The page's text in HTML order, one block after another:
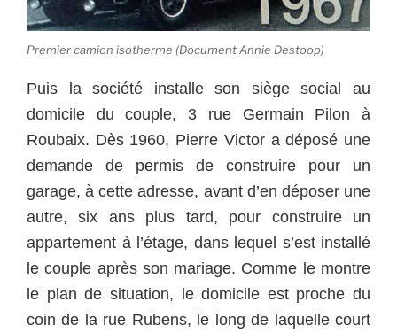
Premier camion isotherme (Document Annie Destoop)
Puis la société installe son siège social au
domicile du couple, 3 rue Germain Pilon à
Roubaix. Dès 1960, Pierre Victor a déposé une
demande de permis de construire pour un
garage, à cette adresse, avant d’en déposer une
autre, six ans plus tard, pour construire un
appartement à l’étage, dans lequel s’est installé
le couple après son mariage. Comme le montre
le plan de situation, le domicile est proche du
coin de la rue Rubens, le long de laquelle court